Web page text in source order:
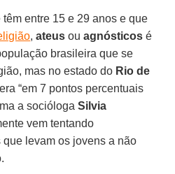
têm entre 15 e 29 anos e que
, ateusou agnósticos é
brasileira que se
mas no estado do Rio de
“em 7 pontos percentuais
a sociólogaSilvia
vem tentando
levam os jovens a não